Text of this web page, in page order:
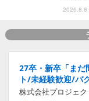
2026.8.8
27卒・新卒「まだ
ト/未経験歓迎/バ
株式会社プロジェ